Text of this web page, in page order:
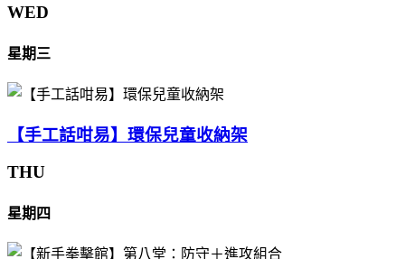
WED
星期三
【手工話咁易】環保兒童收納架
THU
星期四